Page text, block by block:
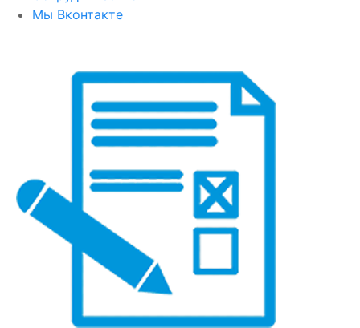
Мы Вконтакте